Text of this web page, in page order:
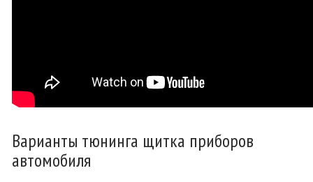
Варианты тюнинга щитка приборов
автомобиля